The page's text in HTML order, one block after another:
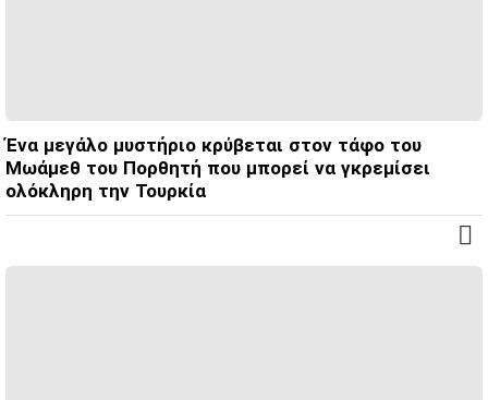
Ένα μεγάλο μυστήριο κρύβεται στον τάφο του
Μωάμεθ του Πορθητή που μπορεί να γκρεμίσει
ολόκληρη την Τουρκία